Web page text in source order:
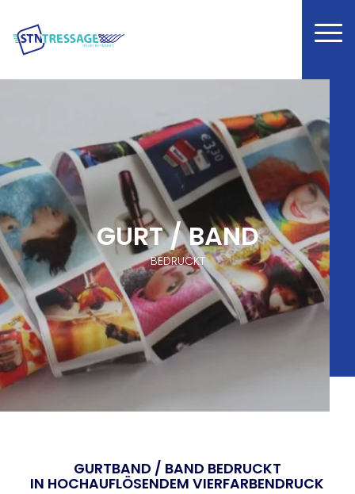
GURT / BAND
BEDRUCKT
GURTBAND / BAND BEDRUCKT
IN HOCHAUFLÖSENDEM VIERFARBENDRUCK